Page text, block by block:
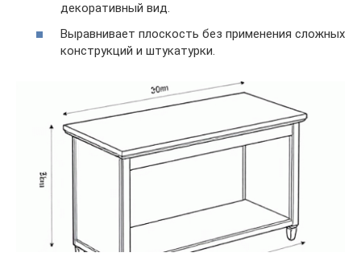
декоративный вид.
Выравнивает плоскость без применения сложных
конструкций и штукатурки.